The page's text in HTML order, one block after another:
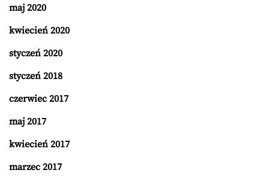
maj 2020
kwiecień 2020
styczeń 2020
styczeń 2018
czerwiec 2017
maj 2017
kwiecień 2017
marzec 2017